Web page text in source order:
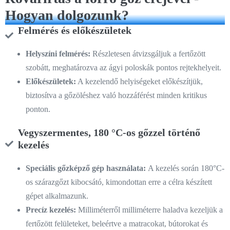
Hogyan dolgozunk?
Felmérés és előkészületek
Helyszíni felmérés: Részletesen átvizsgáljuk a fertőzött
szobátt, meghatározva az ágyi poloskák pontos rejtekhelyeit.
Előkészületek: A kezelendő helyiségeket előkészítjük,
biztosítva a gőzöléshez való hozzáférést minden kritikus
ponton.
Vegyszermentes, 180 °C-os gőzzel történő
kezelés
Speciális gőzképző gép használata: A kezelés során 180°C-
os szárazgőzt kibocsátó, kimondottan erre a célra készített
gépet alkalmazunk.
Precíz kezelés: Milliméterről milliméterre haladva kezeljük a
fertőzött felületeket, beleértve a matracokat, bútorokat és